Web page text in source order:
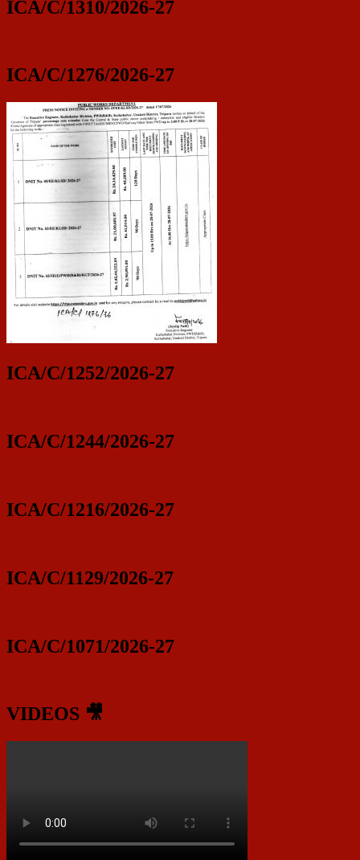
ICA/C/1310/2026-27
ICA/C/1276/2026-27
ICA/C/1252/2026-27
ICA/C/1244/2026-27
ICA/C/1216/2026-27
ICA/C/1129/2026-27
ICA/C/1071/2026-27
VIDEOS 🎥